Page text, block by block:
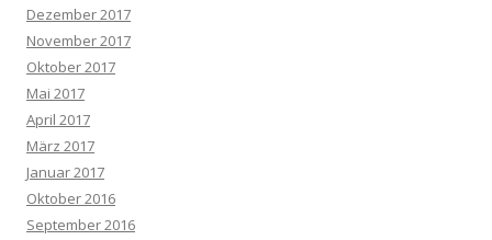
Dezember 2017
November 2017
Oktober 2017
Mai 2017
April 2017
März 2017
Januar 2017
Oktober 2016
September 2016